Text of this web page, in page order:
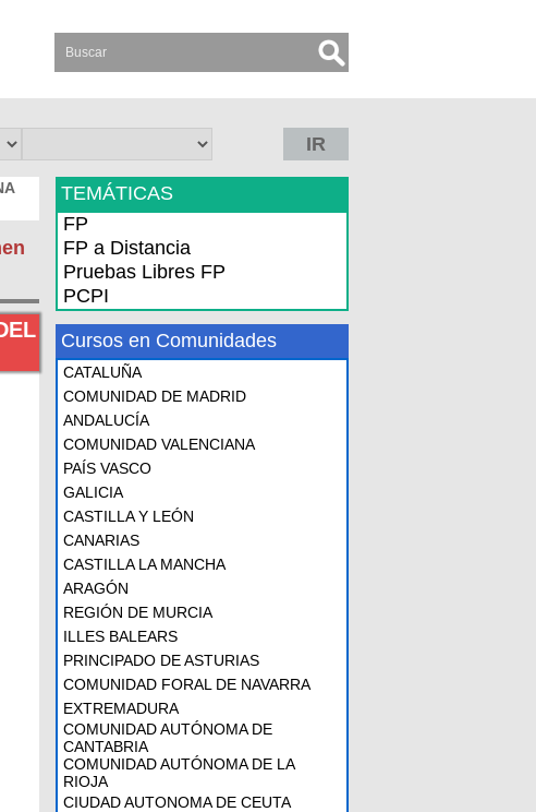
IR
TEMÁTICAS
FP
FP a Distancia
Pruebas Libres FP
PCPI
Cursos en Comunidades
CATALUÑA
COMUNIDAD DE MADRID
ANDALUCÍA
COMUNIDAD VALENCIANA
PAÍS VASCO
GALICIA
CASTILLA Y LEÓN
CANARIAS
CASTILLA LA MANCHA
ARAGÓN
REGIÓN DE MURCIA
ILLES BALEARS
PRINCIPADO DE ASTURIAS
COMUNIDAD FORAL DE NAVARRA
EXTREMADURA
COMUNIDAD AUTÓNOMA DE
CANTABRIA
COMUNIDAD AUTÓNOMA DE LA
RIOJA
CIUDAD AUTONOMA DE CEUTA